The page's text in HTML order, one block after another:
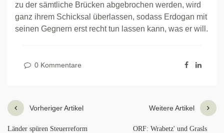
zu der sämtliche Brücken abgebrochen werden, wird
ganz ihrem Schicksal überlassen, sodass Erdogan mit
seinen Gegnern erst recht tun lassen kann, was er will.
0 Kommentare
Vorheriger Artikel
Länder spüren Steuerreform
Weitere Artikel
ORF: Wrabetz' und Grasls